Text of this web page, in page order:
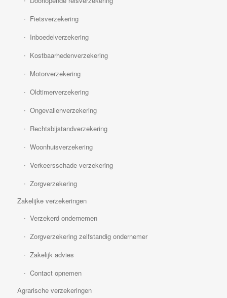
Fietsverzekering
Inboedelverzekering
Kostbaarhedenverzekering
Motorverzekering
Oldtimerverzekering
Ongevallenverzekering
Rechtsbijstandverzekering
Woonhuisverzekering
Verkeersschade verzekering
Zorgverzekering
Zakelijke verzekeringen
Verzekerd ondernemen
Zorgverzekering zelfstandig ondernemer
Zakelijk advies
Contact opnemen
Agrarische verzekeringen